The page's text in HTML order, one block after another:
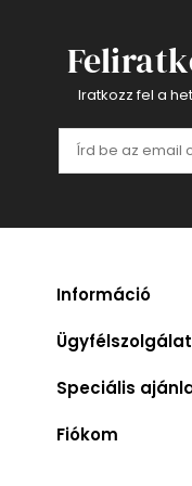
Iratkozz fel a
Információ
Ügyfélszolgálat
Speciális
Fiókom